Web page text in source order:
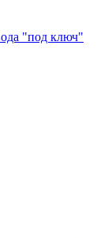
"под ключ"